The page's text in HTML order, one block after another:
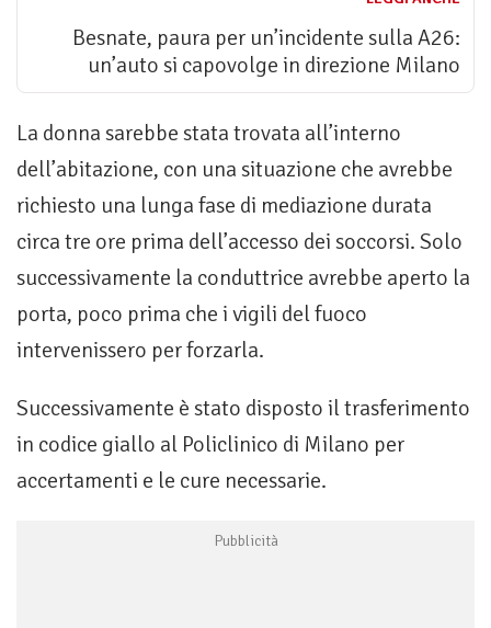
Besnate, paura per un’incidente sulla A26:
un’auto si capovolge in direzione Milano
La donna sarebbe stata trovata all’interno
dell’abitazione, con una situazione che avrebbe
richiesto una lunga fase di mediazione durata
circa tre ore prima dell’accesso dei soccorsi. Solo
successivamente la conduttrice avrebbe aperto la
porta, poco prima che i vigili del fuoco
intervenissero per forzarla.
Successivamente è stato disposto il trasferimento
in codice giallo al Policlinico di Milano per
accertamenti e le cure necessarie.